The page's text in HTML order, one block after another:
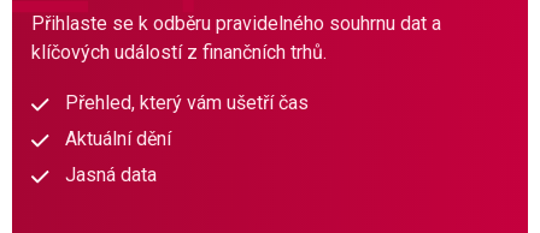
Přihlaste se k odběru pravidelného souhrnu dat a
klíčových událostí z finančních trhů.
Přehled, který vám ušetří čas
Aktuální dění
Jasná data